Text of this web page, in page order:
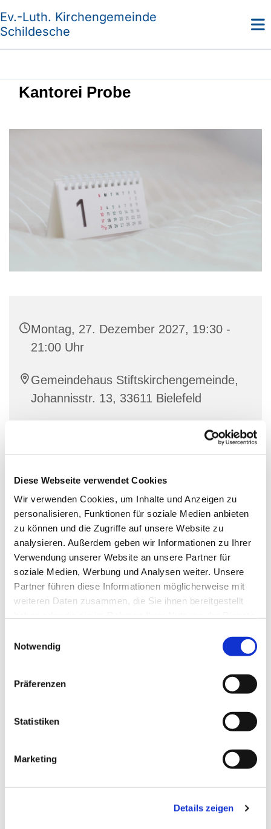
Diese Webseite verwendet Cookies
Wir verwenden Cookies, um Inhalte und Anzeigen zu
personalisieren, Funktionen für soziale Medien anbieten
zu können und die Zugriffe auf unsere Website zu
analysieren. Außerdem geben wir Informationen zu Ihrer
Verwendung unserer Website an unsere Partner für
soziale Medien, Werbung und Analysen weiter. Unsere
Partner führen diese Informationen möglicherweise mit
weiteren Daten zusammen, die Sie ihnen bereitgestellt
Notwendig
Präferenzen
Statistiken
Marketing
Details zeigen
Ev.-Luth. Kirchengemeinde
Schildesche
Kantorei Probe
Montag, 27. Dezember 2027, 19:30 -
21:00 Uhr
Gemeindehaus Stiftskirchengemeinde,
Johannisstr. 13, 33611 Bielefeld